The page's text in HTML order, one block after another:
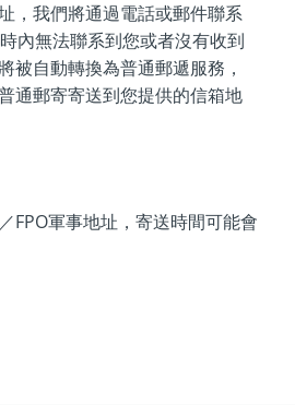
，我們將通過電話或郵件聯系
內無法聯系到您或者沒有收到
被自動轉換為普通郵遞服務，
通郵寄寄送到您提供的信箱地
FPO軍事地址，寄送時間可能會